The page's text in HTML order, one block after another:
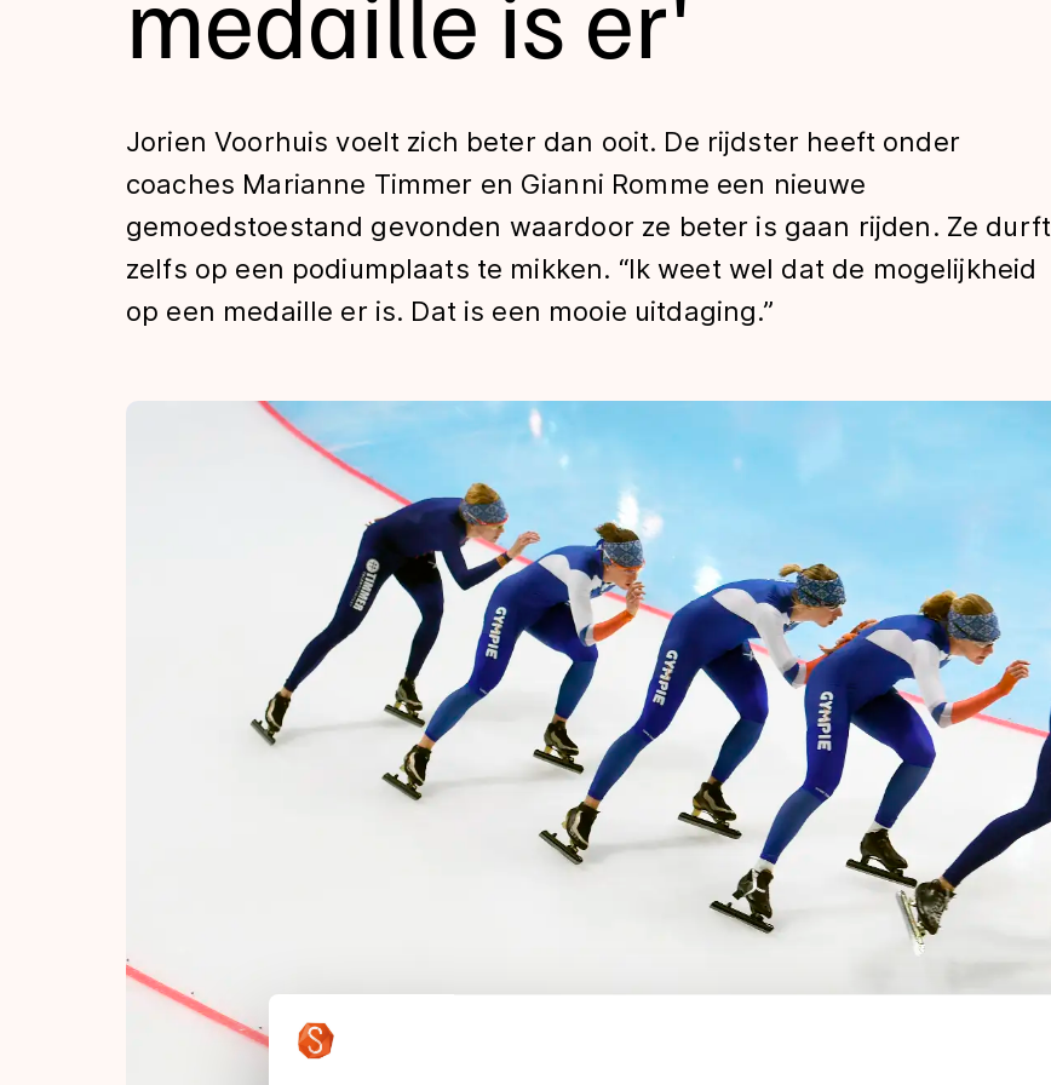
Tijden & historie
De weg op
Schaatsfans
Olympische Spelen
Jorien Voorhuis voelt zich beter dan ooit. De rijdster heeft onder
coaches Marianne Timmer en Gianni Romme een nieuwe
gemoedstoestand gevonden waardoor ze beter is gaan rijden. Ze durft
zelfs op een podiumplaats te mikken. “Ik weet wel dat de mogelijkheid
op een medaille er is. Dat is een mooie uitdaging.”